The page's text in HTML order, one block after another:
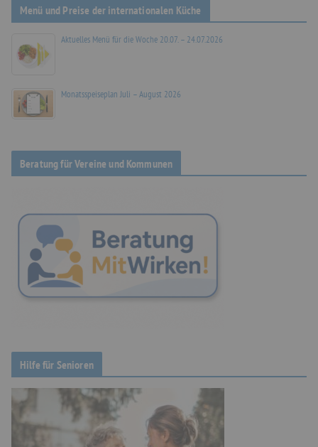
Menü und Preise der internationalen Küche
Aktuelles Menü für die Woche 20.07. – 24.07.2026
Monatsspeiseplan Juli – August 2026
Beratung für Vereine und Kommunen
Hilfe für Senioren